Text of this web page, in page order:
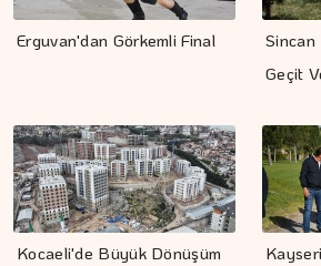
Erguvan'dan Görkemli Final
Geçit
Kocaeli'de Büyük Dönüşüm